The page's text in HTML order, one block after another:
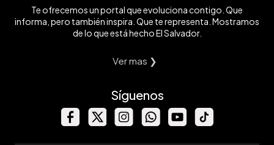
Te ofrecemos un portal que evoluciona contigo. Que
informa, pero también inspira. Que te representa. Mostramos
de lo que está hecho El Salvador.
Ver mas ❯
Síguenos